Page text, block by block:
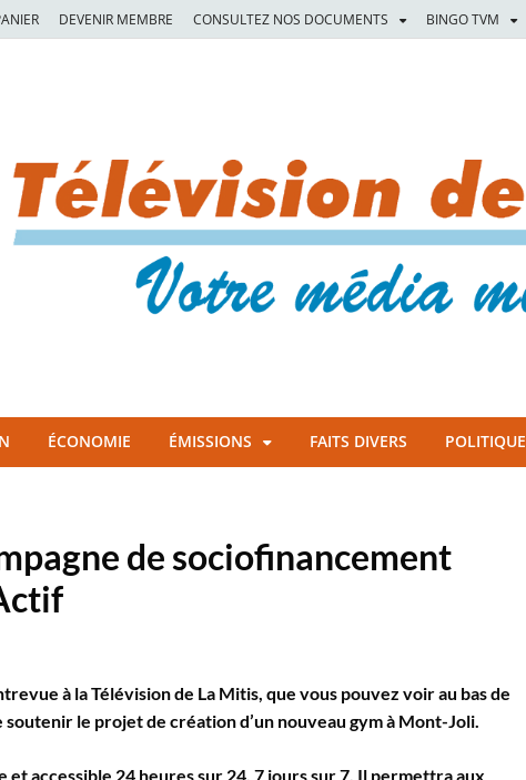
DEVENIR MEMBRE CONSULTEZ NOS DOCUMENTS BINGO TVM
ÉCONOMIE ÉMISSIONS FAITS DIVERS POLITIQUE
de sociofinancement
à la Télévision de La Mitis, que vous pouvez voir au bas de
le projet de création d’un nouveau gym à Mont-Joli.
accessible 24 heures sur 24, 7 jours sur 7. Il permettra aux